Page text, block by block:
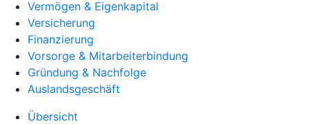
Vermögen & Eigenkapital
Versicherung
Finanzierung
Vorsorge & Mitarbeiterbindung
Gründung & Nachfolge
Auslandsgeschäft
Übersicht